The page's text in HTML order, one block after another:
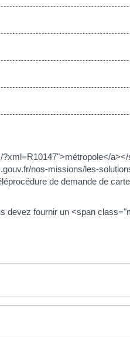
nos-missions/les-
de demande de
devez fournir un <span